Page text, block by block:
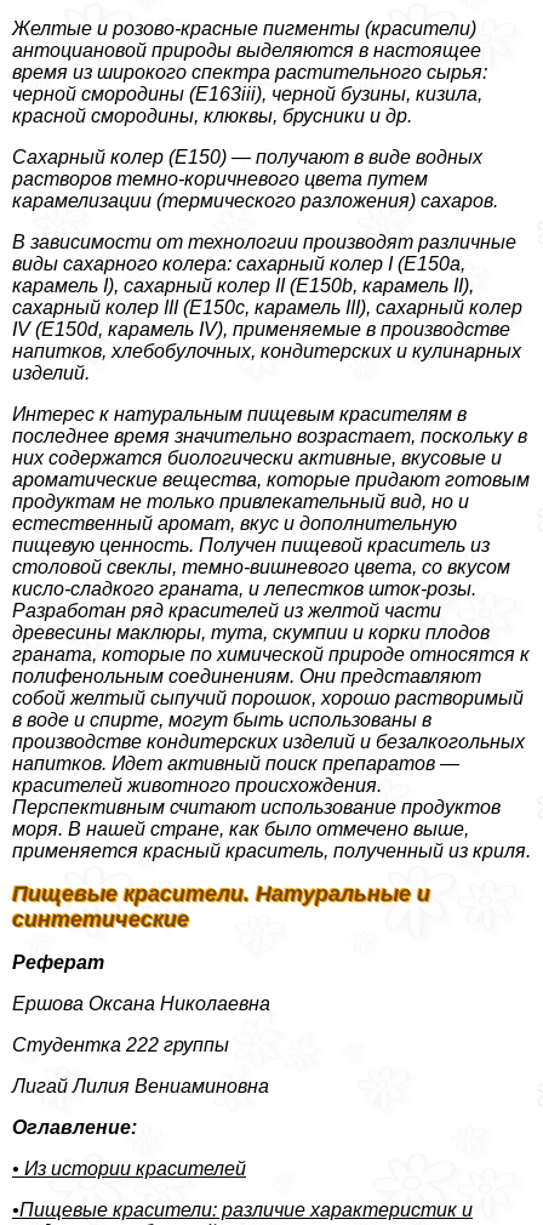
Желтые и розово-красные пигменты (красители)
антоциановой природы выделяются в настоящее
время из широкого спектра растительного сырья:
черной смородины (Е163iii), черной бузины, кизила,
красной смородины, клюквы, брусники и др.
Сахарный колер (Е150) — получают в виде водных
растворов темно-коричневого цвета путем
карамелизации (термического разложения) сахаров.
В зависимости от технологии производят различные
виды сахарного колера: сахарный колер I (Е150а,
карамель I), сахарный колер II (Е150b, карамель II),
сахарный колер III (Е150с, карамель III), сахарный колер
IV (Е150d, карамель IV), применяемые в производстве
напитков, хлебобулочных, кондитерских и кулинарных
изделий.
Интерес к натуральным пищевым красителям в
последнее время значительно возрастает, поскольку в
них содержатся биологически активные, вкусовые и
ароматические вещества, которые придают готовым
продуктам не только привлекательный вид, но и
естественный аромат, вкус и дополнительную
пищевую ценность. Получен пищевой краситель из
столовой свеклы, темно-вишневого цвета, со вкусом
кисло-сладкого граната, и лепестков шток-розы.
Разработан ряд красителей из желтой части
древесины маклюры, тута, скумпии и корки плодов
граната, которые по химической природе относятся к
полифенольным соединениям. Они представляют
собой желтый сыпучий порошок, хорошо растворимый
в воде и спирте, могут быть использованы в
производстве кондитерских изделий и безалкогольных
напитков. Идет активный поиск препаратов —
красителей животного происхождения.
Перспективным считают использование продуктов
моря. В нашей стране, как было отмечено выше,
применяется красный краситель, полученный из криля.
Пищевые красители. Натуральные и
синтетические
Реферат
Ершова Оксана Николаевна
Студентка 222 группы
Лигай Лилия Вениаминовна
Оглавление:
• Из истории красителей
•Пищевые красители: различие хаpaктеристик и